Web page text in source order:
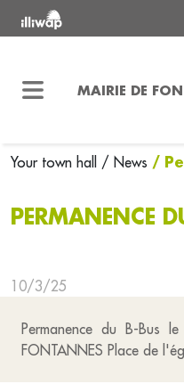
MAIRIE DE
Your town hall / News /
PERMANENCE
10/3/25
Permanence du B-Bus
FONTANNES Place de